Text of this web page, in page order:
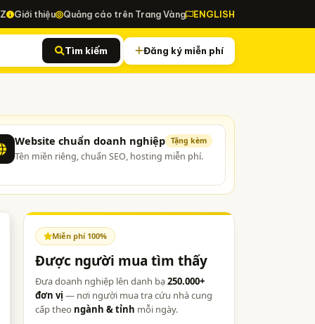
Giới thiệu Quảng cáo trên Trang Vàng ENGLISH
Tìm kiếm Đăng ký miễn phí
Website chuẩn doanh nghiệp Tặng kèm
Tên miền riêng, chuẩn SEO, hosting miễn phí.
Miễn phí 100%
Được người mua tìm thấy
Đưa doanh nghiệp lên danh bạ250.000+
đơn vị — nơi người mua tra cứu nhà cung
cấp theo ngành & tỉnh mỗi ngày.